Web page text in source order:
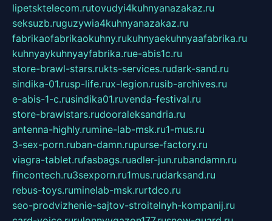
lipetsktelecom.rutovudyi4kuhnyanazakaz.ru
seksuzb.ruguzywia4kuhnyanazakaz.ru
fabrikaofabrikaokuhny.rukuhnyaekuhnyaafabrika.ru
kuhnyaykuhnyayfabrika.rue-abis1c.ru
store-brawl-stars.rukts-services.rudark-sand.ru
sindika-01.rusp-life.rux-legion.rusib-archives.ru
e-abis-1-c.rusindika01.ruvenda-festival.ru
store-brawlstars.rudooraleksandria.ru
antenna-highly.rumine-lab-msk.ru1-mus.ru
3-sex-porn.ruban-damn.rupurse-factory.ru
viagra-tablet.rufasbags.ruadler-jun.rubandamn.ru
fincontech.ru3sexporn.ru1mus.rudarksand.ru
rebus-toys.ruminelab-msk.rurtdco.ru
seo-prodvizhenie-sajtov-stroitelnyh-kompanij.ru